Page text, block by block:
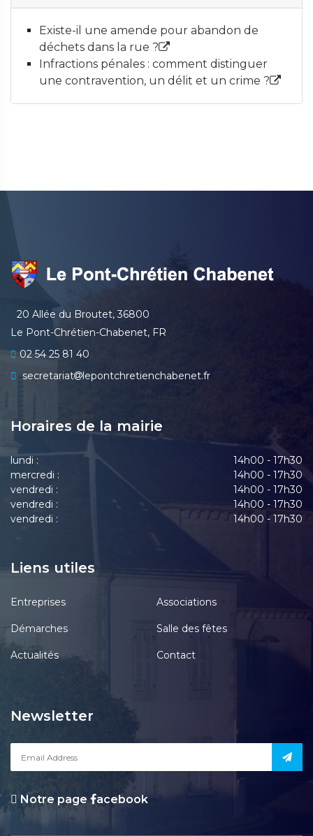
Existe-il une amende pour abandon de
déchets dans la rue ?
Infractions pénales : comment distinguer
une contravention, un délit et un crime ?
20 Allée du Broutet, 36800
Le Pont-Chrétien-Chabenet, FR
02 54 25 81 40
secretariat
lepontchretienchabenet.fr
Horaires de la mairie
lundi :
14h00 - 17h30
mercredi :
14h00 - 17h30
vendredi :
14h00 - 17h30
vendredi :
14h00 - 17h30
vendredi :
14h00 - 17h30
Liens utiles
Entreprises Associations
Démarches Salle des fêtes
Actualités Contact
Newsletter
Notre page acebook